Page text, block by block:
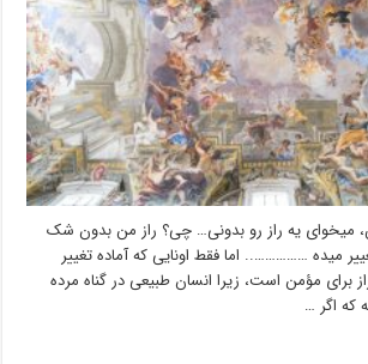
میخوای یه راز رو بدونی… چی؟ راز من بدون شک
میده …………….. اما فقط اونایی که ﺁماده تغییر
برای مؤمن است، زیرا انسان طبیعی در گناه مرده
که اگر …